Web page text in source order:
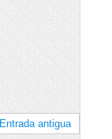
Entrada antigua